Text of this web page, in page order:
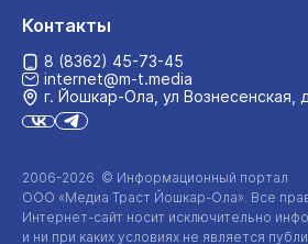
2006-2026 © Информационный портал
ООО «Медиа Траст Йошкар-Ола». Все
Интернет-сайт носит исключительно
и ни при каких условиях не является
Контакты
8 (8362) 45-73-45
internet@m-t.media
г. Йошкар‑Ола, ул Вознесенская,